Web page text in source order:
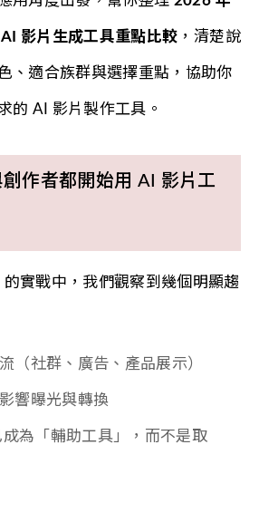
影片生成工具重點比較 ，清楚說
、適合族群與選擇重點，協助你
的 AI 影片製作工具。
作者都開始用 AI 影片工
的實戰中，我們觀察到幾個明顯趨
（社群、廣告、產品展示）
響曝光與轉換
為「輔助工具」，而不是取